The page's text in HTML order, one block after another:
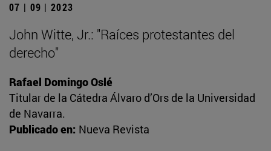
07 | 09 | 2023
John Witte, Jr.: "Raíces protestantes del
derecho"
Rafael Domingo Oslé
Titular de la Cátedra Álvaro d’Ors de la Universidad
de Navarra.
Publicado en: Nueva Revista